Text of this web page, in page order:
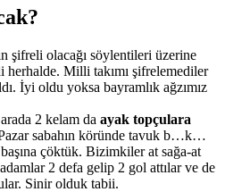
şifreli olacağı söylentileri üzerine
herhalde. Milli takımı şifrelemediler
İyi oldu yoksa bayramlık ağzımız
2 kelam da ayak topçulara
sabahın köründe tavuk b…k…
çöktük. Bizimkiler at sağa-at
2 defa gelip 2 gol attılar ve de
Sinir olduk tabii.